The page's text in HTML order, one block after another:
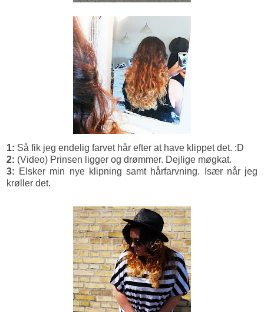
1: Så fik jeg endelig farvet hår efter at have klippet det. :D
2: (Video) Prinsen ligger og drømmer. Dejlige møgkat.
3: Elsker min nye klipning samt hårfarvning. Især når jeg
krøller det.